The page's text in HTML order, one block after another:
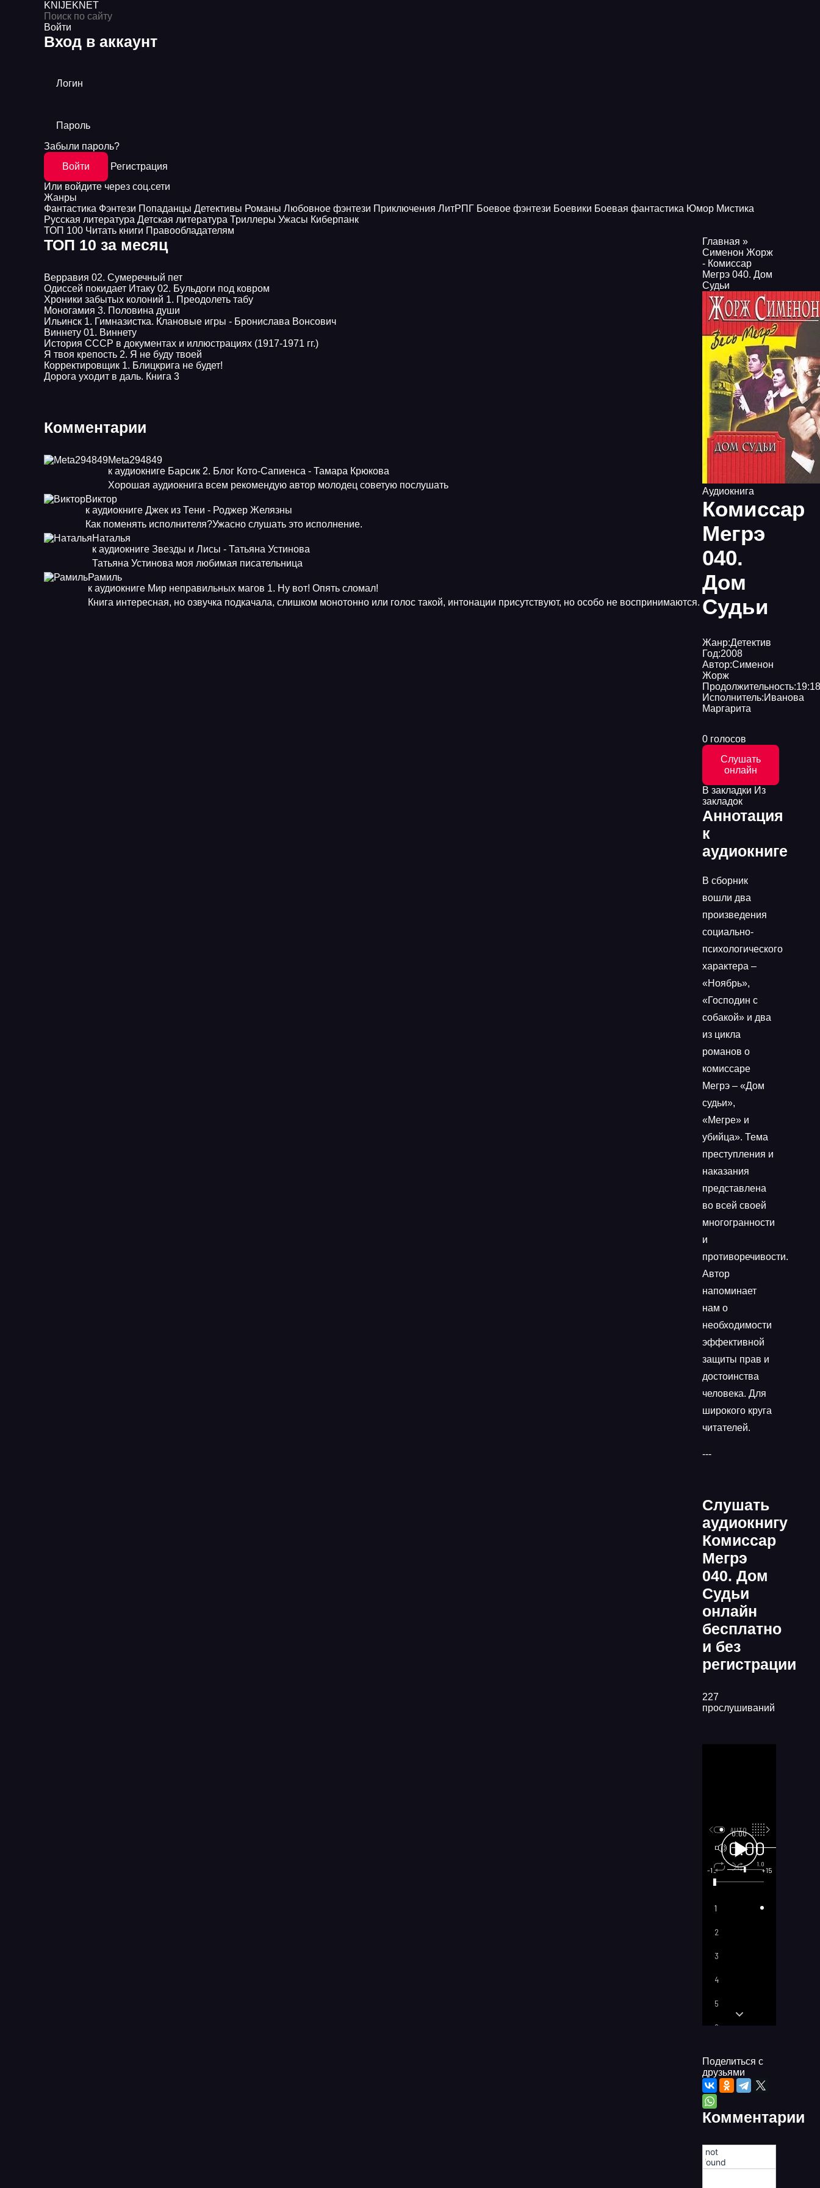
KNIJEKNET
Войти
Вход в аккаунт
Логин
Пароль
Забыли пароль?
Войти
Регистрация
Или войдите через соц.сети
Жанры
Фантастика Фэнтези Попаданцы Детективы Романы Любовное фэнтези Приключения ЛитРПГ Боевое фэнтези Боевики Боевая фантастика Юмор Мистика
Русская литература Детская литература Триллеры Ужасы Киберпанк
ТОП 100 Читать книги Правообладателям
ТОП 10 за месяц
Верравия 02. Сумеречный пет
Одиссей покидает Итаку 02. Бульдоги под ковром
Хроники забытых колоний 1. Преодолеть табу
Моногамия 3. Половина души
Ильинск 1. Гимназистка. Клановые игры - Бронислава Вонсович
Виннету 01. Виннету
История СССР в документах и иллюстрациях (1917-1971 гг.)
Я твоя крепость 2. Я не буду твоей
Корректировщик 1. Блицкрига не будет!
Дорога уходит в даль. Книга 3
Комментарии
Meta294849
к аудиокниге Барсик 2. Блог Кото-Сапиенса - Тамара Крюкова
Хорошая аудиокнига всем рекомендую автор молодец советую послушать
Виктор
к аудиокниге Джек из Тени - Роджер Желязны
Как поменять исполнителя?Ужасно слушать это исполнение.
Наталья
к аудиокниге Звезды и Лисы - Татьяна Устинова
Татьяна Устинова моя любимая писательница
Рамиль
к аудиокниге Мир неправильных магов 1. Ну вот! Опять сломал!
Книга интересная, но озвучка подкачала, слишком монотонно или голос такой, интонации присутствуют, но особо не воспринимаются.
Главная »
Сименон Жорж
- Комиссар
Мегрэ 040. Дом
Судьи
Аудиокнига
Комиссар
Мегрэ
040.
Дом
Судьи
Жанр:Детектив
Год:2008
Автор:Сименон
Жорж
Продолжительность:
Исполнитель:Иванова
Маргарита
0 голосов
Слушать
онлайн
В закладки Из
закладок
Аннотация
к
аудиокниге
В сборник
вошли два
произведения
социально-
психологического
характера –
«Ноябрь»,
«Господин с
собакой» и два
из цикла
романов о
комиссаре
Мегрэ – «Дом
судьи»,
«Мегре» и
убийца». Тема
преступления и
наказания
представлена ​​
во всей своей
многогранности
и
противоречивости.
Автор
напоминает
нам о
необходимости
эффективной
защиты прав и
достоинства
человека. Для
широкого круга
читателей.
---
Слушать
аудиокнигу
Комиссар
Мегрэ
040. Дом
Судьи
онлайн
бесплатно
и без
регистрации
227
прослушиваний
0:00
0:00
1.0
x1
-15 +15
AUTO
1
2
3
4
5
6
8
9
10
11
12
Поделиться с
друзьями
Комментарии
!not
found!